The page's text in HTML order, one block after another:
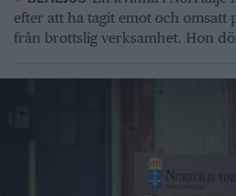
efter att ha tagit emot och
från brottslig verksamhet. Hon